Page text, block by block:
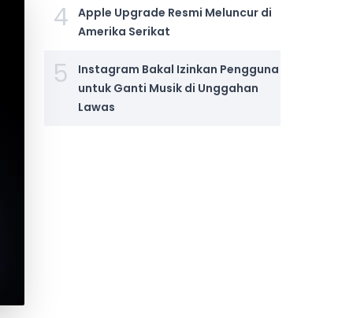
4
Apple Upgrade Resmi Meluncur di
Amerika Serikat
5
Instagram Bakal Izinkan Pengguna
untuk Ganti Musik di Unggahan
Lawas